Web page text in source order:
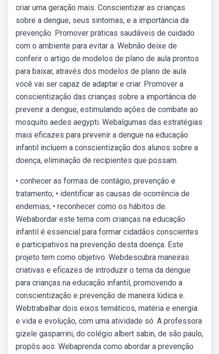
criar uma geração mais. Conscientizar as crianças
sobre a dengue, seus sintomas, e a importância da
prevenção. Promover práticas saudáveis de cuidado
com o ambiente para evitar a. Webnão deixe de
conferir o artigo de modelos de plano de aula prontos
para baixar, através dos modelos de plano de aula
você vai ser capaz de adaptar e criar. Promover a
conscientização das crianças sobre a importância de
prevenir a dengue, estimulando ações de combate ao
mosquito aedes aegypti. Webalgumas das estratégias
mais eficazes para prevenir a dengue na educação
infantil incluem a conscientização dos alunos sobre a
doença, eliminação de recipientes que possam.
• conhecer as formas de contágio, prevenção e
tratamento; • identificar as causas de ocorrência de
endemias; • reconhecer como os hábitos de.
Webabordar este tema com crianças na educação
infantil é essencial para formar cidadãos conscientes
e participativos na prevenção desta doença. Este
projeto tem como objetivo. Webdescubra maneiras
criativas e eficazes de introduzir o tema da dengue
para crianças na educação infantil, promovendo a
conscientização e prevenção de maneira lúdica e.
Webtrabalhar dois eixos temáticos, matéria e energia
e vida e evolução, com uma atividade só. A professora
gizele gasparrini, do colégio albert sabin, de são paulo,
propôs aos. Webaprenda como abordar a prevenção